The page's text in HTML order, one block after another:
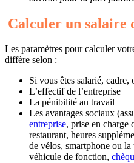
Calculer un salaire
Les paramètres pour calculer
diffère selon :
Si vous êtes salarié,
L’effectif de l’entreprise
La pénibilité au travail
Les avantages sociaux
entreprise, prise en charge
restaurant, heures
de vélos, smartphone ou la
véhicule de fonction,